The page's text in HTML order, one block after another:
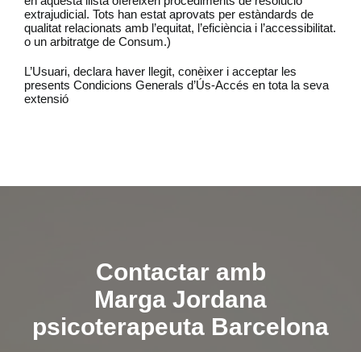
extrajudicial. Tots han estat aprovats per estàndards de
qualitat relacionats amb l’equitat, l’eficiència i l’accessibilitat.
o un arbitratge de Consum.)
L’Usuari, declara haver llegit, conèixer i acceptar les
presents Condicions Generals d’Ús-Accés en tota la seva
extensió
Contactar amb
Marga Jordana
psicoterapeuta Barcelona